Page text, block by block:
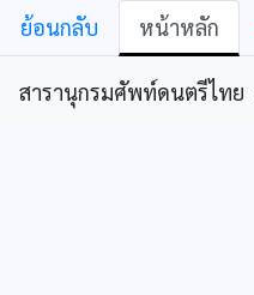
ย้อนกลับ หน้าหลัก
สารานุกรมศัพท์ดนตรีไทย